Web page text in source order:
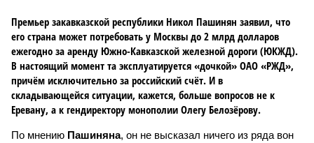
Премьер закавказской республики Никол Пашинян заявил, что
его страна может потребовать у Москвы до 2 млрд долларов
ежегодно за аренду Южно-Кавказской железной дороги (ЮКЖД).
В настоящий момент та эксплуатируется «дочкой» ОАО «РЖД»,
причём исключительно за российский счёт. И в
складывающейся ситуации, кажется, больше вопросов не к
Еревану, а к гендиректору монополии Олегу Белозёрову.
По мнению Пашиняна, он не высказал ничего из ряда вон